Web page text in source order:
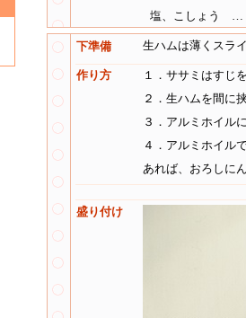
塩、こしょう
下準備 生ハムは薄くスラ
作り方
１．ササミはすじ
２．生ハムを間に
３．アルミホイル
４．アルミホイル
あれば、おろしに
盛り付け